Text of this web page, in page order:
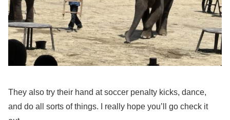
They also try their hand at soccer penalty kicks, dance,
and do all sorts of things. I really hope you’ll go check it